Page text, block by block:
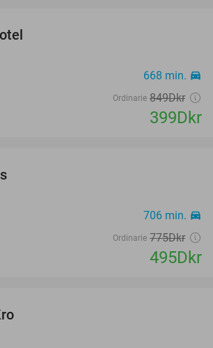
668 min. directions_car
Ordinarie 849Dkr
399Dkr
706 min. directions_car
Ordinarie 775Dkr
495Dkr